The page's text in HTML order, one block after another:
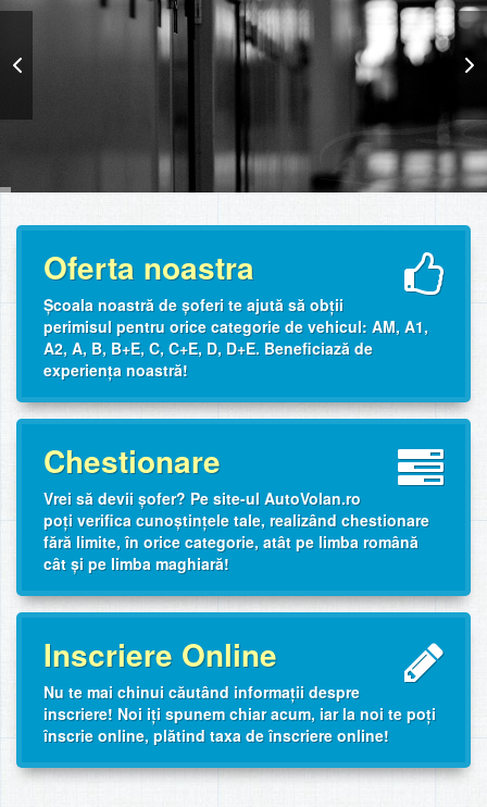
Oferta noastra
Școala noastră de șoferi te ajută să obții
perimisul pentru orice categorie de vehicul: AM, A1,
A2, A, B, B+E, C, C+E, D, D+E. Beneficiază de
experiența noastră!
Chestionare
Vrei să devii șofer? Pe site-ul AutoVolan.ro
poți verifica cunoștințele tale, realizând chestionare
fără limite, în orice categorie, atât pe limba română
cât și pe limba maghiară!
Inscriere Online
Nu te mai chinui căutând informații despre
inscriere! Noi iți spunem chiar acum, iar la noi te poți
înscrie online, plătind taxa de înscriere online!